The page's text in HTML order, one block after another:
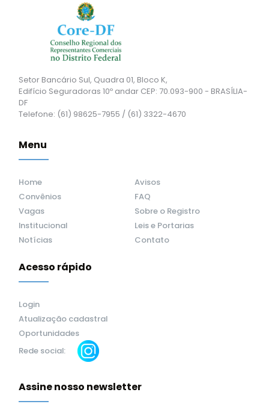
Setor Bancário Sul, Quadra 01, Bloco K,
Edifício Seguradoras 10º andar CEP: 70.093-900 - BRASÍLIA-
DF
Telefone: (61) 98625-7955 / (61) 3322-4670
Menu
Home
Avisos
Convênios
FAQ
Vagas
Sobre o Registro
Institucional
Leis e Portarias
Notícias
Contato
Acesso rápido
Login
Atualização cadastral
Oportunidades
Rede social:
Assine nosso newsletter